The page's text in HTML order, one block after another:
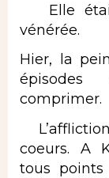
Elle était
vénérée.
Hier, la
épisodes
comprimer.
coeurs. A
tous